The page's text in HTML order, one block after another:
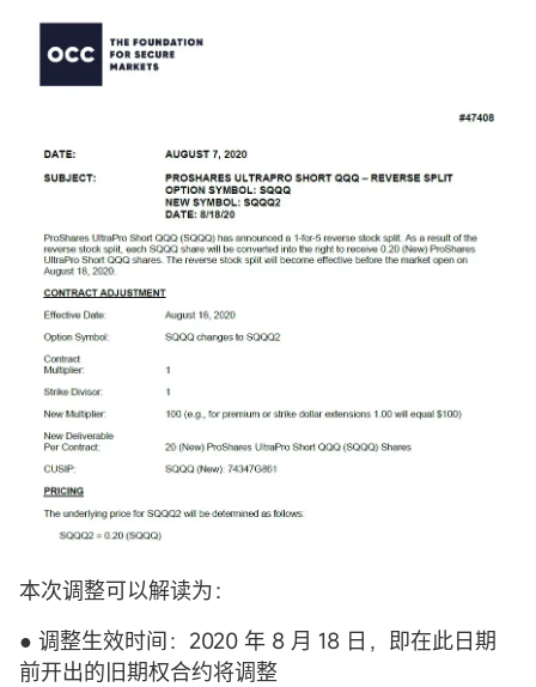
本次调整可以解读为：
● 调整生效时间：2020 年 8 月 18 日，即在此日期
前开出的旧期权合约将调整